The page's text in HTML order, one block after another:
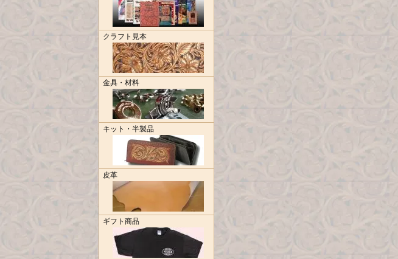
クラフト見本
金具・材料
キット・半製品
皮革
ギフト商品